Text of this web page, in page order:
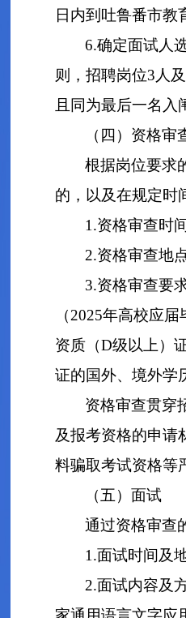
日内到吐鲁番市教
6.确定面试人
则，招聘岗位3人
且同为最后一名入
（四）资格审
根据岗位要求
的，以及在规定时
1.资格审查时
2.资格审查地
3.资格审查要
（2025年高校应
资质（D级以上）
证的国外、境外学
资格审查贯穿
及报考资格的申请
料骗取考试资格等
（五）面试
通过资格审查
1.面试时间及
2.面试内容及